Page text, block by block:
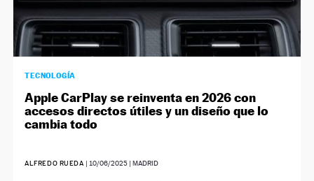
TECNOLOGÍA
Apple CarPlay se reinventa en 2026 con
accesos directos útiles y un diseño que lo
cambia todo
ALFREDO RUEDA | 10/06/2025| MADRID